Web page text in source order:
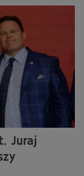
Juraj